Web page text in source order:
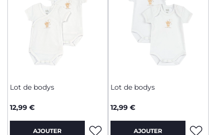
Lot de bodys
12,99 €
AJOUTER
Lot de bodys
12,99 €
AJOUTER